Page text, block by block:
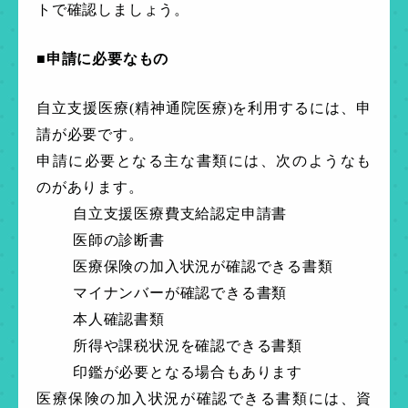
トで確認しましょう。
■申請に必要なもの
自立支援医療(精神通院医療)を利用するには、申
請が必要です。
申請に必要となる主な書類には、次のようなも
のがあります。
自立支援医療費支給認定申請書
医師の診断書
医療保険の加入状況が確認できる書類
マイナンバーが確認できる書類
本人確認書類
所得や課税状況を確認できる書類
印鑑が必要となる場合もあります
医療保険の加入状況が確認できる書類には、資